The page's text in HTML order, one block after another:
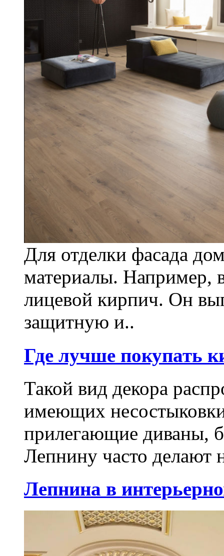
Для отделки фасада
материалы. Например,
лицевой кирпич. Он
защитную и..
Где лучше покупать
Такой вид декора
имеющих
прилегающие диваны,
Лепнину часто делают
Лепнина в